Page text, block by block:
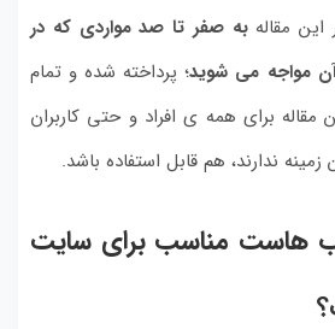
این مقاله به صفر تا صد مواردی که در
مواجه می شوید؛ پرداخته شده و تمام
برای همه ی افراد و حتی کاربران
ندارند، هم قابل استفاده باشد.
هاست مناسب برای سایت